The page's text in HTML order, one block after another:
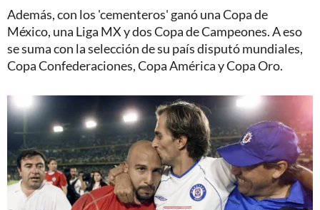
Además, con los 'cementeros' ganó una Copa de
México, una Liga MX y dos Copa de Campeones. A eso
se suma con la selección de su país disputó mundiales,
Copa Confederaciones, Copa América y Copa Oro.